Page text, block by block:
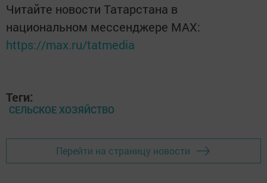
Читайте новости Татарстана в
национальном мессенджере MАХ:
https://max.ru/tatmedia
Теги:
СЕЛЬСКОЕ ХОЗЯЙСТВО
Перейти на страницу новости